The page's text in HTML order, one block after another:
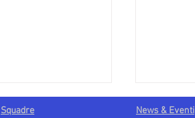
Squadre News & Eventi